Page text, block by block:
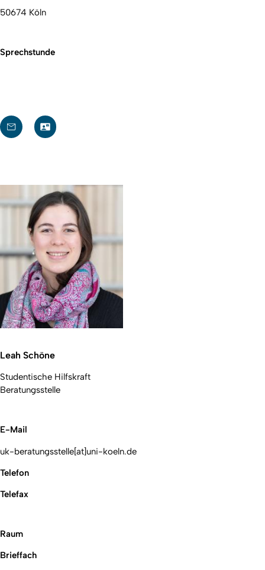
50674 Köln
Sprechstunde
Leah Schöne
Studentische Hilfskraft
Beratungsstelle
E-Mail
uk-beratungsstelle[at]uni-koeln.de
Telefon
Telefax
Raum
Brieffach